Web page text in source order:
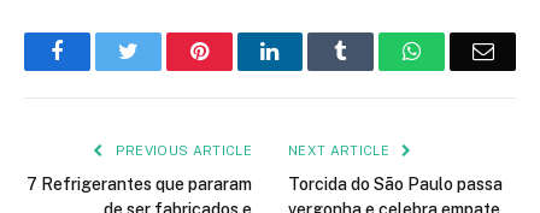
FacebookTwitter PinterestLinkedIn Tumblr WhatsApp
PREVIOUS ARTICLE
7 Refrigerantes que pararam
de ser fabricados e
NEXT ARTICLE
Torcida do São Paulo passa
vergonha e celebra empate